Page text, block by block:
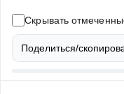
жирности, чтобы
свекла добавляет
его более полезным.
пикантность и
Скрывать
Поделиться/